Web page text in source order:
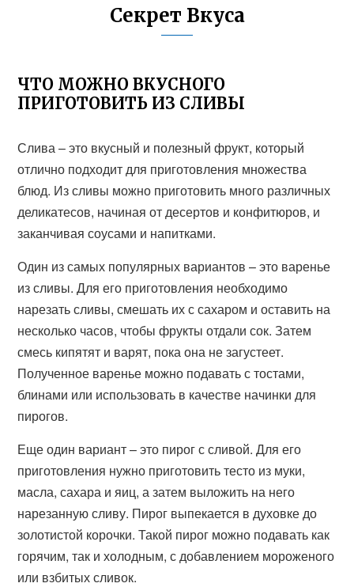
Секрет Вкуса
ЧТО МОЖНО ВКУСНОГО
ПРИГОТОВИТЬ ИЗ СЛИВЫ
Слива – это вкусный и полезный фрукт, который
отлично подходит для приготовления множества
блюд. Из сливы можно приготовить много различных
деликатесов, начиная от десертов и конфитюров, и
заканчивая соусами и напитками.
Один из самых популярных вариантов – это варенье
из сливы. Для его приготовления необходимо
нарезать сливы, смешать их с сахаром и оставить на
несколько часов, чтобы фрукты отдали сок. Затем
смесь кипятят и варят, пока она не загустеет.
Полученное варенье можно подавать с тостами,
блинами или использовать в качестве начинки для
пирогов.
Еще один вариант – это пирог с сливой. Для его
приготовления нужно приготовить тесто из муки,
масла, сахара и яиц, а затем выложить на него
нарезанную сливу. Пирог выпекается в духовке до
золотистой корочки. Такой пирог можно подавать как
горячим, так и холодным, с добавлением мороженого
или взбитых сливок.